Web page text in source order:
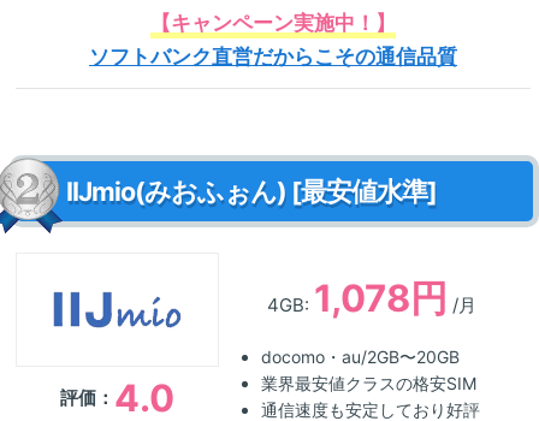
【キャンペーン実施中！】
ソフトバンク直営だからこその通信品質
IIJmio(みおふぉん) [最安値水準]
評価： 4.0
4GB: 1,078円 /月
docomo・au/2GB〜20GB
業界最安値クラスの格安SIM
通信速度も安定しており好評